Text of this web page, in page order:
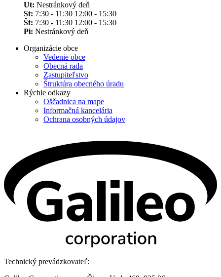
Ut: Nestránkový deň
St: 7:30 - 11:30 12:00 - 15:30
Št: 7:30 - 11:30 12:00 - 15:30
Pi: Nestránkový deň
Organizácie obce
Vedenie obce
Obecná rada
Zastupiteľstvo
Štruktúra obecného úradu
Rýchle odkazy
Oščadnica na mape
Informačná kancelária
Ochrana osobných údajov
Technický prevádzkovateľ: